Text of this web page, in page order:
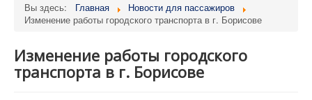
О предприятии
Обращения
Вы здесь: Главная
Новости для пассажиров
Изменение работы городского транспорта в г. Борисове
Изменение работы городского
транспорта в г. Борисове